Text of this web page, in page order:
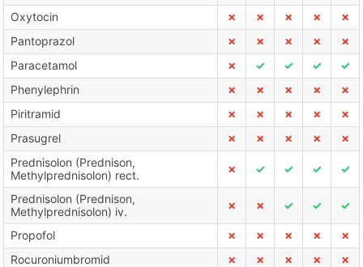
Oxytocin
✗ ✗ ✗ ✗
✗
Pantoprazol
✗ ✗ ✗ ✗
✗
Paracetamol
✗ ✓ ✓ ✓
✓
Phenylephrin
✗ ✗ ✗ ✗
✗
Piritramid
✗ ✗ ✗ ✗
✗
Prasugrel
✗ ✗ ✗ ✗
✗
Prednisolon (Prednison,
Methylprednisolon) rect.
✗ ✓ ✓ ✓ ✓
Prednisolon (Prednison,
Methylprednisolon) iv.
✗ ✗ ✓ ✓ ✓
Propofol ✗ ✗ ✗ ✗
✗
Rocuroniumbromid
✗ ✗ ✗ ✗
✗